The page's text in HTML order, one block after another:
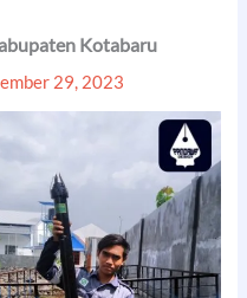
Kotabaru
29, 2023